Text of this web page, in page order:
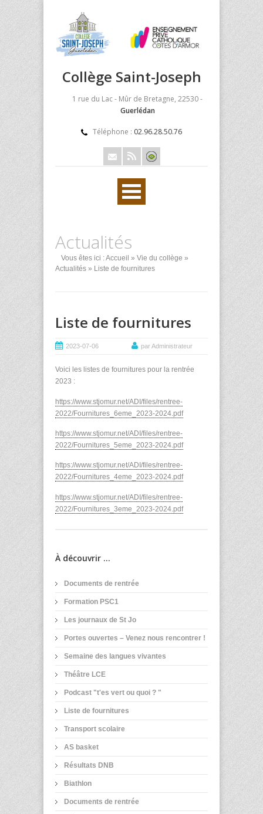
Collège Saint-Joseph
1 rue du Lac - Mûr de Bretagne, 22530 -
Guerlédan
Téléphone : 02.96.28.50.76
Actualités
Vous êtes ici :Accueil » Vie du collège »
Actualités » Liste de fournitures
Liste de fournitures
2023-07-06 par Administrateur
Voici les listes de fournitures pour la rentrée
2023 :
https://www.stjomur.net/ADI/files/rentree-
2022/Fournitures_6eme_2023-2024.pdf
https://www.stjomur.net/ADI/files/rentree-
2022/Fournitures_5eme_2023-2024.pdf
https://www.stjomur.net/ADI/files/rentree-
2022/Fournitures_4eme_2023-2024.pdf
https://www.stjomur.net/ADI/files/rentree-
2022/Fournitures_3eme_2023-2024.pdf
À découvrir ...
Documents de rentrée
Formation PSC1
Les journaux de St Jo
Portes ouvertes – Venez nous rencontrer !
Semaine des langues vivantes
Théâtre LCE
Podcast "t'es vert ou quoi ? "
Liste de fournitures
Transport scolaire
AS basket
Résultats DNB
Biathlon
Documents de rentrée